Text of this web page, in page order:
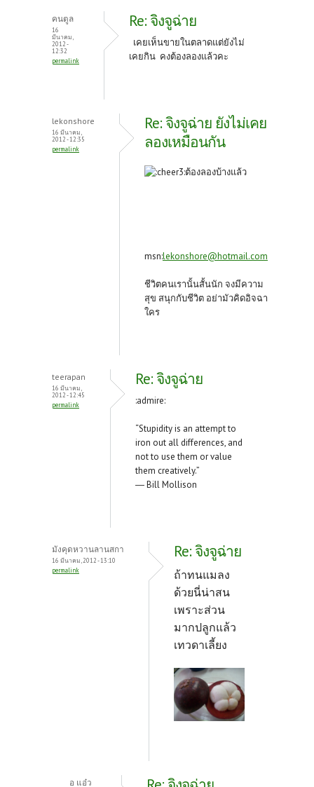
คนตูล
16
มีนาคม,
2012 -
12:32
permalink
Re: จิงจูฉ่าย
เคยเห็นขายในตลาดแต่ยังไม่
เคยกิน คงต้องลองแล้วคะ
lekonshore
16 มีนาคม,
2012 - 12:35
permalink
Re: จิงจูฉ่าย ยังไม่เคย
ลองเหมือนกัน
ต้องลองบ้างแล้ว
msn:lekonshore@hotmail.com
ชีวิตคนเรานั้นสั้นนัก จงมีความ
สุข สนุกกับชีวิต อย่ามัวคิดอิจฉา
ใคร
teerapan
16 มีนาคม,
2012 - 12:45
permalink
Re: จิงจูฉ่าย
:admire:
“Stupidity is an attempt to
iron out all differences, and
not to use them or value
them creatively.”
― Bill Mollison
มังคุดหวานลานสกา
16 มีนาคม, 2012 - 13:10
permalink
Re: จิงจูฉ่าย
ถ้าทนแมลง
ด้วยนี่น่าสน
เพราะส่วน
มากปลูกแล้ว
เทวดาเลี้ยง
อ แอ๋ว